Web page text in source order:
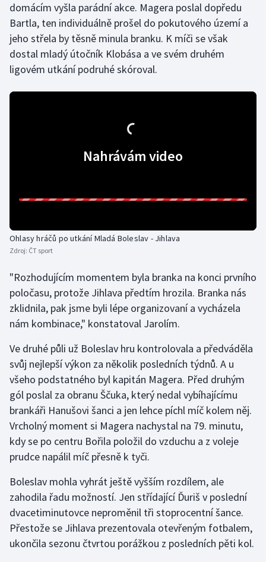
Motorsport
Olympijské hry
Parasport
Short track
Sportovní střelba
Stolní tenis
Veslování
Vodní slalom
Volejbal
Ostatní
domácím vyšla parádní akce. Magera poslal dopředu
Bartla, ten individuálně prošel do pokutového území a
jeho střela by těsně minula branku. K míči se však
dostal mladý útočník Klobása a ve svém druhém
ligovém utkání podruhé skóroval.
Nahrávám video
Ohlasy hráčů po utkání Mladá Boleslav - Jihlava
Zdroj: ČT sport
"Rozhodujícím momentem byla branka na konci prvního
poločasu, protože Jihlava předtím hrozila. Branka nás
zklidnila, pak jsme byli lépe organizovaní a vycházela
nám kombinace," konstatoval Jarolím.
Ve druhé půli už Boleslav hru kontrolovala a předváděla
svůj nejlepší výkon za několik posledních týdnů. A u
všeho podstatného byl kapitán Magera. Před druhým
gól poslal za obranu Ščuka, který nedal vybíhajícímu
brankáři Hanušovi šanci a jen lehce píchl míč kolem něj.
Vrcholný moment si Magera nachystal na 79. minutu,
kdy se po centru Bořila položil do vzduchu a z voleje
prudce napálil míč přesně k tyči.
Boleslav mohla vyhrát ještě vyšším rozdílem, ale
zahodila řadu možností. Jen střídající Ďuriš v poslední
dvacetiminutovce neproměnil tři stoprocentní šance.
Přestože se Jihlava prezentovala otevřeným fotbalem,
ukončila sezonu čtvrtou porážkou z posledních pěti kol.